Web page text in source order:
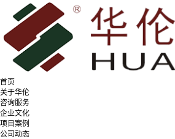
首页
关于华伦
咨询服务
企业文化
项目案例
公司动态